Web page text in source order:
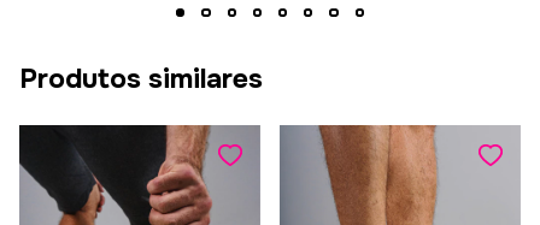
Produtos similares